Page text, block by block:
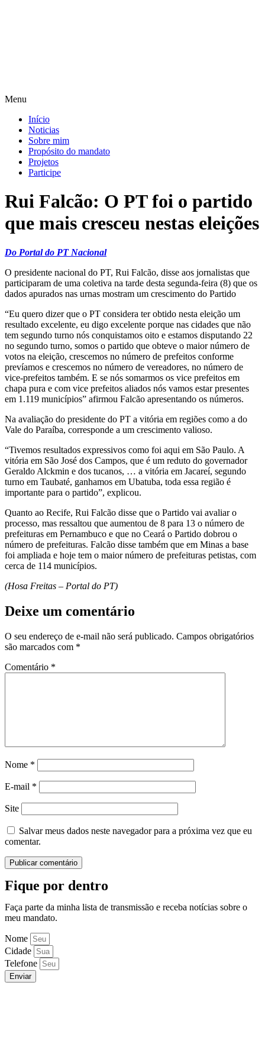
Menu
Início
Noticias
Sobre mim
Propósito do mandato
Projetos
Participe
Rui Falcão: O PT foi o partido
que mais cresceu nestas eleições
Do Portal do PT Nacional
O presidente nacional do PT, Rui Falcão, disse aos jornalistas que
participaram de uma coletiva na tarde desta segunda-feira (8) que os
dados apurados nas urnas mostram um crescimento do Partido
“Eu quero dizer que o PT considera ter obtido nesta eleição um
resultado excelente, eu digo excelente porque nas cidades que não
tem segundo turno nós conquistamos oito e estamos disputando 22
no segundo turno, somos o partido que obteve o maior número de
votos na eleição, crescemos no número de prefeitos conforme
prevíamos e crescemos no número de vereadores, no número de
vice-prefeitos também. E se nós somarmos os vice prefeitos em
chapa pura e com vice prefeitos aliados nós vamos estar presentes
em 1.119 municípios” afirmou Falcão apresentando os números.
Na avaliação do presidente do PT a vitória em regiões como a do
Vale do Paraíba, corresponde a um crescimento valioso.
“Tivemos resultados expressivos como foi aqui em São Paulo. A
vitória em São José dos Campos, que é um reduto do governador
Geraldo Alckmin e dos tucanos, … a vitória em Jacareí, segundo
turno em Taubaté, ganhamos em Ubatuba, toda essa região é
importante para o partido”, explicou.
Quanto ao Recife, Rui Falcão disse que o Partido vai avaliar o
processo, mas ressaltou que aumentou de 8 para 13 o número de
prefeituras em Pernambuco e que no Ceará o Partido dobrou o
número de prefeituras. Falcão disse também que em Minas a base
foi ampliada e hoje tem o maior número de prefeituras petistas, com
cerca de 114 municípios.
(Hosa Freitas – Portal do PT)
Deixe um comentário
O seu endereço de e-mail não será publicado. Campos obrigatórios
são marcados com *
Comentário *
Nome *
E-mail *
Site
Salvar meus dados neste navegador para a próxima vez que eu
comentar.
Fique por dentro
Faça parte da minha lista de transmissão e receba notícias sobre o
meu mandato.
Nome
Cidade
Telefone
Enviar